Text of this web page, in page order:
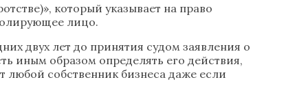
который указывает на право
лицо.
двух лет до принятия судом заявления о
иным образом определять его действия,
любой собственник бизнеса даже если